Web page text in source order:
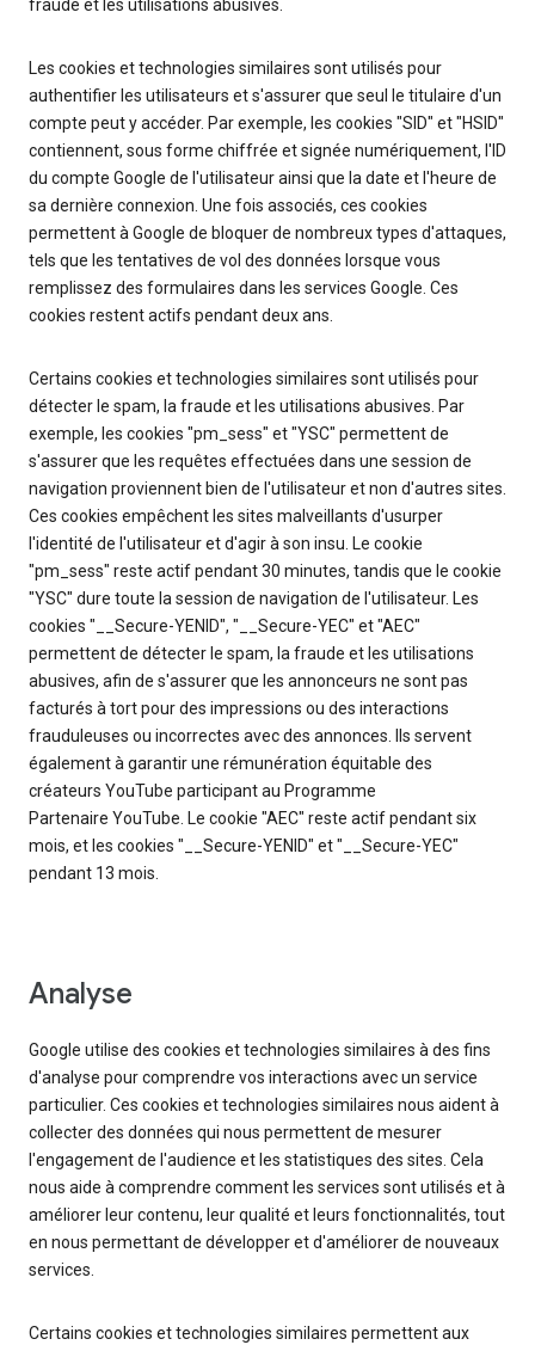
fraude et les utilisations abusives.
Les cookies et technologies similaires sont utilisés pour
authentifier les utilisateurs et s'assurer que seul le titulaire d'un
compte peut y accéder. Par exemple, les cookies "SID" et "HSID"
contiennent, sous forme chiffrée et signée numériquement, l'ID
du compte Google de l'utilisateur ainsi que la date et l'heure de
sa dernière connexion. Une fois associés, ces cookies
permettent à Google de bloquer de nombreux types d'attaques,
tels que les tentatives de vol des données lorsque vous
remplissez des formulaires dans les services Google. Ces
cookies restent actifs pendant deux ans.
Certains cookies et technologies similaires sont utilisés pour
détecter le spam, la fraude et les utilisations abusives. Par
exemple, les cookies "pm_sess" et "YSC" permettent de
s'assurer que les requêtes effectuées dans une session de
navigation proviennent bien de l'utilisateur et non d'autres sites.
Ces cookies empêchent les sites malveillants d'usurper
l'identité de l'utilisateur et d'agir à son insu. Le cookie
"pm_sess" reste actif pendant 30 minutes, tandis que le cookie
"YSC" dure toute la session de navigation de l'utilisateur. Les
cookies "__Secure-YENID", "__Secure-YEC" et "AEC"
permettent de détecter le spam, la fraude et les utilisations
abusives, afin de s'assurer que les annonceurs ne sont pas
facturés à tort pour des impressions ou des interactions
frauduleuses ou incorrectes avec des annonces. Ils servent
également à garantir une rémunération équitable des
créateurs YouTube participant au Programme
Partenaire YouTube. Le cookie "AEC" reste actif pendant six
mois, et les cookies "__Secure-YENID" et "__Secure-YEC"
pendant 13 mois.
Analyse
Google utilise des cookies et technologies similaires à des fins
d'analyse pour comprendre vos interactions avec un service
particulier. Ces cookies et technologies similaires nous aident à
collecter des données qui nous permettent de mesurer
l'engagement de l'audience et les statistiques des sites. Cela
nous aide à comprendre comment les services sont utilisés et à
améliorer leur contenu, leur qualité et leurs fonctionnalités, tout
en nous permettant de développer et d'améliorer de nouveaux
services.
Certains cookies et technologies similaires permettent aux